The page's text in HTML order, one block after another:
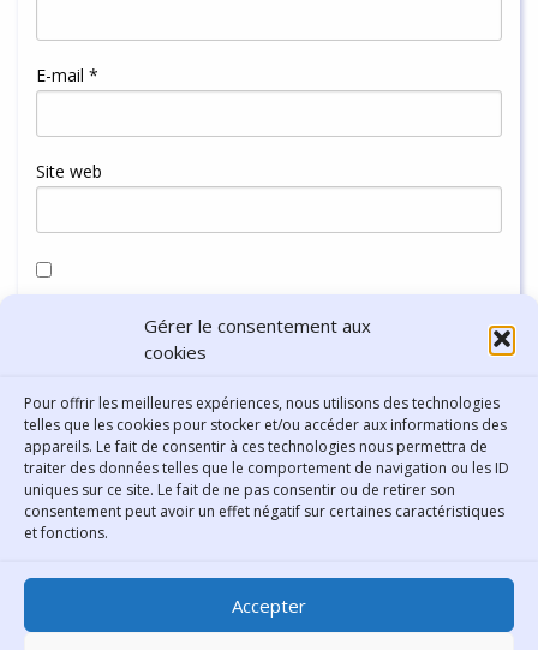
Gérer le consentement aux
cookies
Pour offrir les meilleures expériences, nous utilisons des technologies
telles que les cookies pour stocker et/ou accéder aux informations des
appareils. Le fait de consentir à ces technologies nous permettra de
traiter des données telles que le comportement de navigation ou les ID
uniques sur ce site. Le fait de ne pas consentir ou de retirer son
consentement peut avoir un effet négatif sur certaines caractéristiques
et fonctions.
Accepter
E-mail *
Site web
navigateur pour mon prochain commentaire.
Bibliothèque municipale de
Lyon